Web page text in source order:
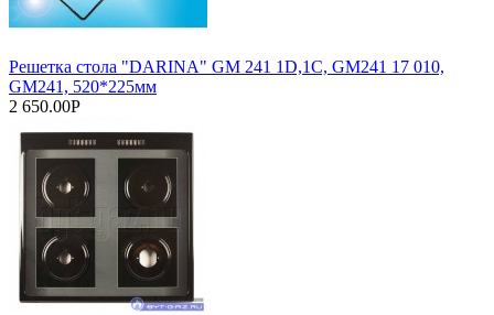
Решетка стола "DARINA" GM 241 1D,1C, GM241 17 010,
GM241, 520*225мм
2 650.00Р